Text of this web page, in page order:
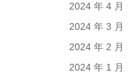
2024 年 4 月
2024 年 3 月
2024 年 2 月
2024 年 1 月